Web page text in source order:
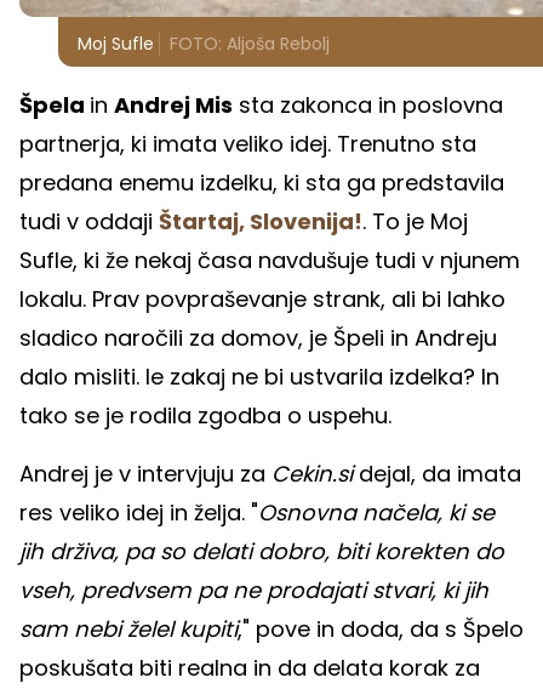
Moj Sufle FOTO: Aljoša Rebolj
Špela in Andrej Mis sta zakonca in poslovna
partnerja, ki imata veliko idej. Trenutno sta
predana enemu izdelku, ki sta ga predstavila
tudi v oddaji Štartaj, Slovenija!. To je Moj
Sufle, ki že nekaj časa navdušuje tudi v njunem
lokalu. Prav povpraševanje strank, ali bi lahko
sladico naročili za domov, je Špeli in Andreju
dalo misliti. le zakaj ne bi ustvarila izdelka? In
tako se je rodila zgodba o uspehu.
Andrej je v intervjuju za Cekin.sidejal, da imata
res veliko idej in želja. "Osnovna načela, ki se
jih drživa, pa so delati dobro, biti korekten do
vseh, predvsem pa ne prodajati stvari, ki jih
sam nebi želel kupiti," pove in doda, da s Špelo
poskušata biti realna in da delata korak za